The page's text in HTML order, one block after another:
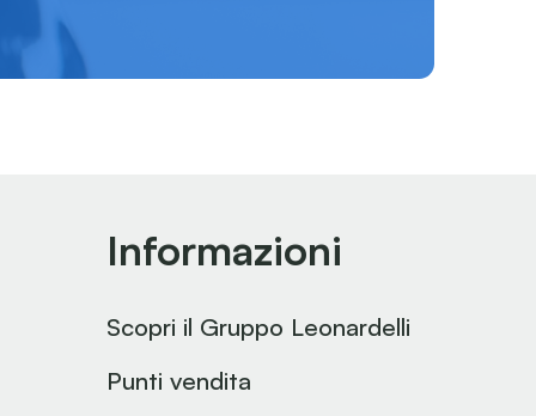
Informazioni
Scopri il Gruppo Leonardelli
Punti vendita